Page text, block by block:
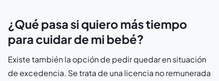
¿Qué pasa si quiero más tiempo
para cuidar de mi bebé?
Existe también la opción de pedir quedar en situación
de excedencia. Se trata de una licencia no remunerada